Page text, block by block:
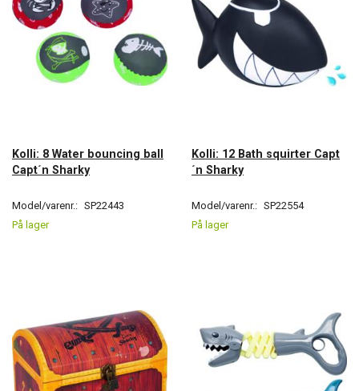
Kolli: 8 Water bouncing ball
Capt´n Sharky
Model/varenr.: SP22443
På lager
Kolli: 12 Bath squirter Capt
´n Sharky
Model/varenr.: SP22554
På lager